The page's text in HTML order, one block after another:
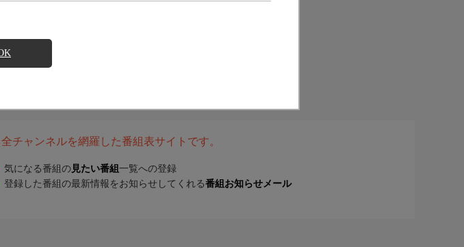
チャンネルを網羅した番組表サイトです。
気になる番組の 見たい番組 一覧への登録
登録した番組の最新情報をお知らせしてくれる番組お知らせメール